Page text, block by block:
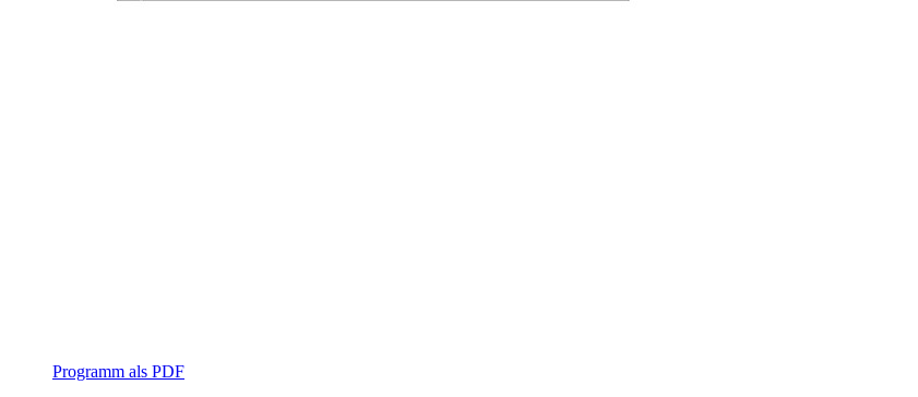
Programm als PDF